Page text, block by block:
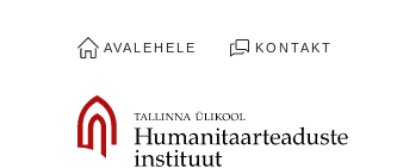
AVALEHELE KONTAKT